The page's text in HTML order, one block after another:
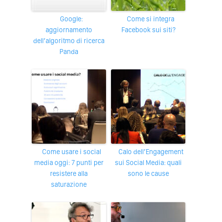
Google:
aggiornamento
dell’algoritmo di ricerca
Panda
Come si integra
Facebook sui siti?
Come usare i social
media oggi: 7 punti per
resistere alla
saturazione
Calo dell’Engagement
sui Social Media: quali
sono le cause